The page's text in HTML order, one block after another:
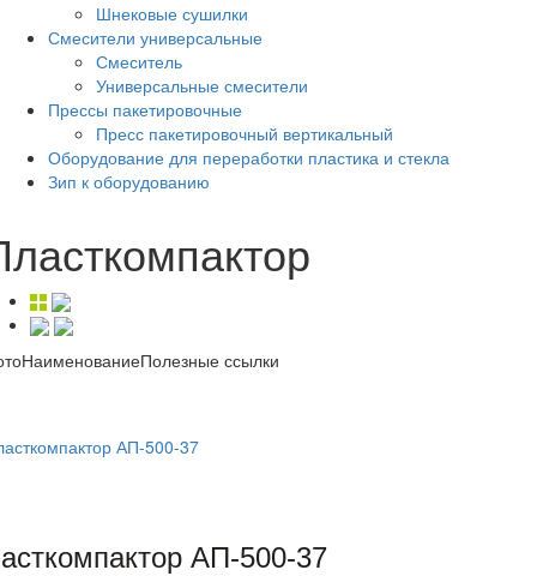
Шнековые сушилки
Смесители универсальные
Смеситель
Универсальные смесители
Прессы пакетировочные
Пресс пакетировочный вертикальный
Оборудование для переработки пластика и стекла
Зип к оборудованию
НаименованиеПолезные ссылки
АП-500-37